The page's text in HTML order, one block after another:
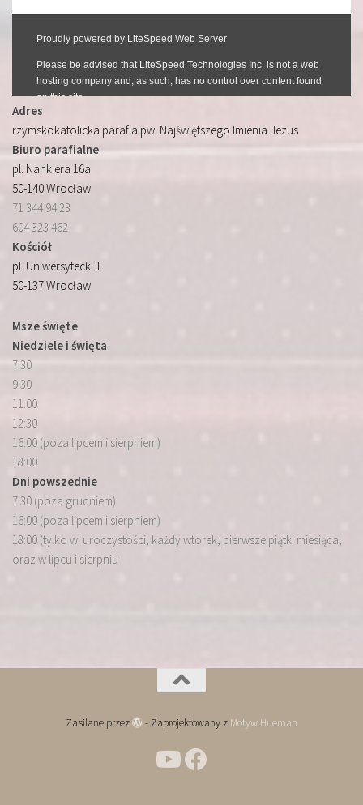
Adres
rzymskokatolicka parafia pw. Najświętszego Imienia Jezus
Biuro parafialne
pl. Nankiera 16a
50-140 Wrocław
71 344 94 23
604 323 462
Kościół
pl. Uniwersytecki 1
50-137 Wrocław
Msze święte
Niedziele i święta
7:30
9:30
11:00
12:30
16:00 (poza lipcem i sierpniem)
18:00
Dni powszednie
7:30 (poza grudniem)
16:00 (poza lipcem i sierpniem)
18:00 (tylko w: uroczystości, każdy wtorek, pierwsze piątki miesiąca,
oraz w lipcu i sierpniu
Zasilane przez - Zaprojektowany z Motyw Hueman